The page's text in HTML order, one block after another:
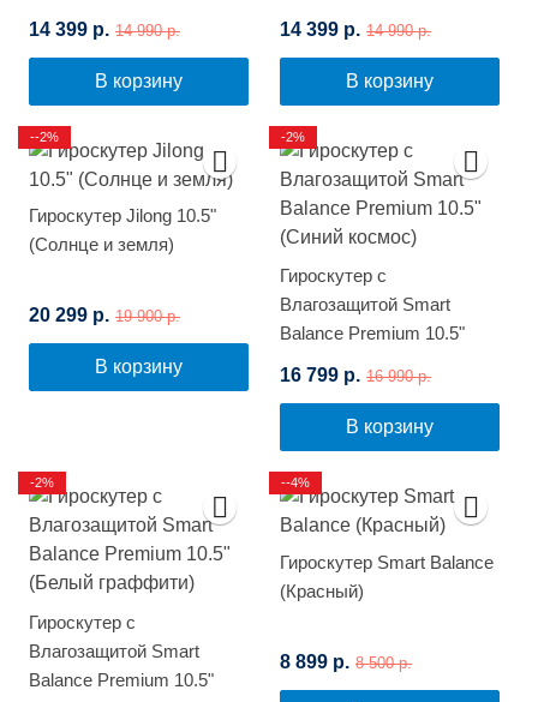
(Белый граффити)
14 399 р. 14 990 р.
В корзину
(Синее пламя)
14 399 р. 14 990 р.
В корзину
Гироскутер Jilong 10.5"
(Солнце и земля)
20 299 р. 19 900 р.
В корзину
--2%
Гироскутер с
Влагозащитой Smart
Balance Premium 10.5"
16 799 р. 16 990 р.
В корзину
-2%
Гироскутер с
Влагозащитой Smart
Balance Premium 10.5"
-2%
Гироскутер Smart Balance
(Красный)
8 899 р. 8 500 р.
--4%